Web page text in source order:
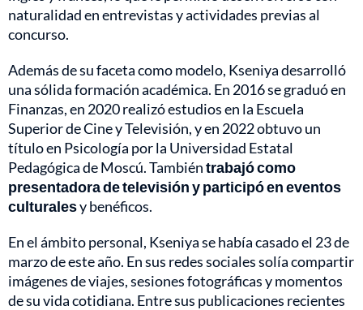
naturalidad en entrevistas y actividades previas al
concurso.
Además de su faceta como modelo, Kseniya desarrolló
una sólida formación académica. En 2016 se graduó en
Finanzas, en 2020 realizó estudios en la Escuela
Superior de Cine y Televisión, y en 2022 obtuvo un
título en Psicología por la Universidad Estatal
Pedagógica de Moscú. Tambiéntrabajó como
presentadora de televisión y participó en eventos
culturalesy benéficos.
En el ámbito personal, Kseniya se había casado el 23 de
marzo de este año. En sus redes sociales solía compartir
imágenes de viajes, sesiones fotográficas y momentos
de su vida cotidiana. Entre sus publicaciones recientes